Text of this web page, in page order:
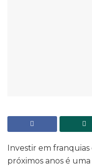
Investir em
próximos anos é